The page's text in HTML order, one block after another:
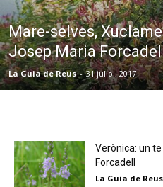
Mare-selves,
Josep Maria
La Guia de Reus - 31 juliol, 2017
Verònica: un
Forcadell
La Guia de Reus